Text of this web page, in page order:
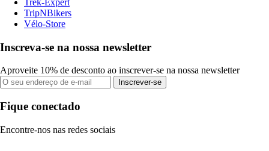
Trek-Expert
TripNBikers
Vélo-Store
Inscreva-se na nossa newsletter
Aproveite 10% de desconto ao inscrever-se na nossa newsletter
Inscrever-se
Fique conectado
Encontre-nos nas redes sociais